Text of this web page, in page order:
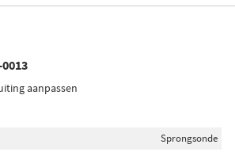
aanpassen
Sprongsonde